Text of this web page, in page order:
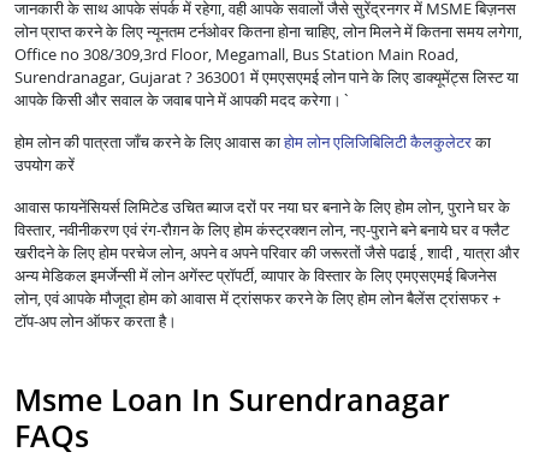
जानकारी के साथ आपके संपर्क में रहेगा, वही आपके सवालों जैसे सुरेंद्रनगर में MSME बिज़नस
लोन प्राप्त करने के लिए न्यूनतम टर्नओवर कितना होना चाहिए, लोन मिलने में कितना समय लगेगा,
Office no 308/309,3rd Floor, Megamall, Bus Station Main Road,
Surendranagar, Gujarat ? 363001 में एमएसएमई लोन पाने के लिए डाक्यूमेंट्स लिस्ट या
आपके किसी और सवाल के जवाब पाने में आपकी मदद करेगा।`
होम लोन की पात्रता जाँच करने के लिए आवास काहोम लोन एलिजिबिलिटी कैलकुलेटरका
उपयोग करें
आवास फायनेंसियर्स लिमिटेड उचित ब्याज दरों पर नया घर बनाने के लिए होम लोन, पुराने घर के
विस्तार, नवीनीकरण एवं रंग-रौग़न के लिए होम कंस्ट्रक्शन लोन, नए-पुराने बने बनाये घर व फ्लैट
खरीदने के लिए होम परचेज लोन, अपने व अपने परिवार की जरूरतों जैसे पढाई , शादी , यात्रा और
अन्य मेडिकल इमर्जेन्सी में लोन अगेंस्ट प्रॉपर्टी, व्यापार के विस्तार के लिए एमएसएमई बिजनेस
लोन, एवं आपके मौजूदा होम को आवास में ट्रांसफर करने के लिए होम लोन बैलेंस ट्रांसफर +
टॉप-अप लोन ऑफर करता है।
Msme Loan In Surendranagar
FAQs